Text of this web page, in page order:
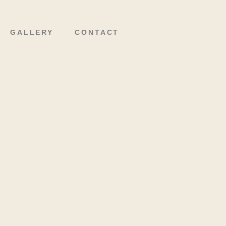
GALLERY CONTACT